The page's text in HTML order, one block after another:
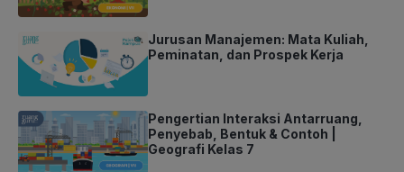
Jurusan Manajemen: Mata Kuliah,
Peminatan, dan Prospek Kerja
Pengertian Interaksi Antarruang,
Penyebab, Bentuk & Contoh |
Geografi Kelas 7